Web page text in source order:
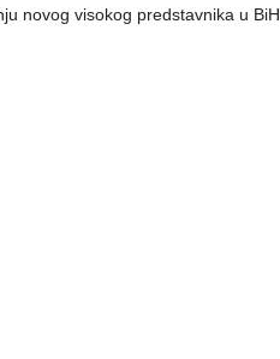
novog visokog predstavnika u BiH.